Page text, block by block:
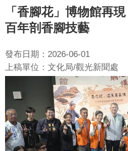
品
識
嘉
義
新
聞
活
動
「香腳花」博物館再
百年剖香腳技藝
發布日期：2026-06-01
上稿單位：文化局/觀光新聞處